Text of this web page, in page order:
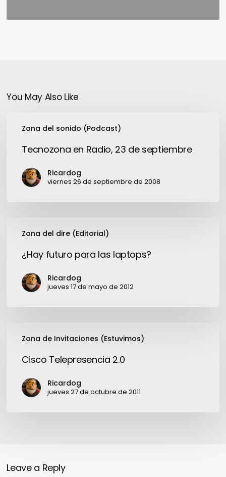
You May Also Like
Zona del sonido (Podcast)
septiembre
Tecnozona en Radio, 23 de septiembre
Ricardog
viernes 26 de septiembre de 2008
Zona del dire (Editorial)
futuro
laptops?
¿Hay futuro para las laptops?
Ricardog
jueves 17 de mayo de 2012
Zona de Invitaciones (Estuvimos)
Telepresencia
Cisco Telepresencia 2.0
Ricardog
jueves 27 de octubre de 2011
Leave a Reply